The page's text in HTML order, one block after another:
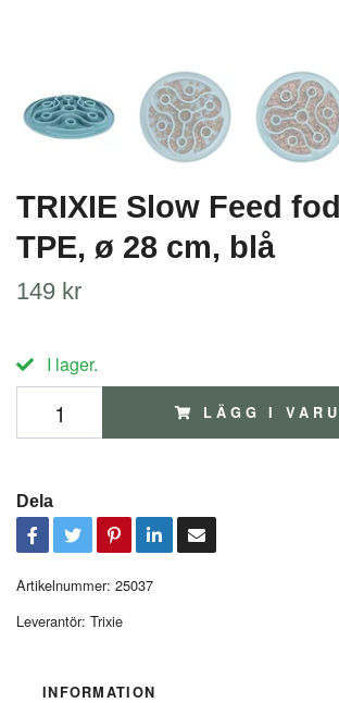
TRIXIE Slow Feed
TPE, ø 28 cm, blå
149 kr
I lager.
LÄGG I
Dela
Artikelnummer: 25037
Leverantör: Trixie
INFORMATION